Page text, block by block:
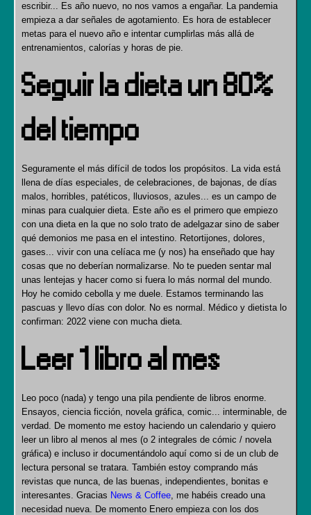
escribir... Es año nuevo, no nos vamos a engañar. La pandemia
empieza a dar señales de agotamiento. Es hora de establecer
metas para el nuevo año e intentar cumplirlas más allá de
entrenamientos, calorías y horas de pie.
Seguir la dieta un 80%
del tiempo
Seguramente el más difícil de todos los propósitos. La vida está
llena de días especiales, de celebraciones, de bajonas, de días
malos, horribles, patéticos, lluviosos, azules... es un campo de
minas para cualquier dieta. Este año es el primero que empiezo
con una dieta en la que no solo trato de adelgazar sino de saber
qué demonios me pasa en el intestino. Retortijones, dolores,
gases... vivir con una celíaca me (y nos) ha enseñado que hay
cosas que no deberían normalizarse. No te pueden sentar mal
unas lentejas y hacer como si fuera lo más normal del mundo.
Hoy he comido cebolla y me duele. Estamos terminando las
pascuas y llevo días con dolor. No es normal. Médico y dietista lo
confirman: 2022 viene con mucha dieta.
Leer 1 libro al mes
Leo poco (nada) y tengo una pila pendiente de libros enorme.
Ensayos, ciencia ficción, novela gráfica, comic... interminable, de
verdad. De momento me estoy haciendo un calendario y quiero
leer un libro al menos al mes (o 2 integrales de cómic / novela
gráfica) e incluso ir documentándolo aquí como si de un club de
lectura personal se tratara. También estoy comprando más
revistas que nunca, de las buenas, independientes, bonitas e
interesantes. Gracias News & Coffee, me habéis creado una
necesidad nueva. De momento Enero empieza con los dos